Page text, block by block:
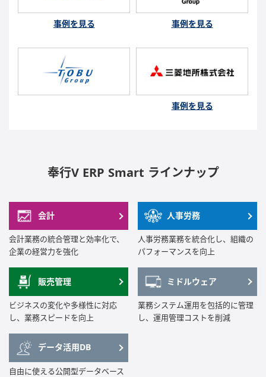
事例を見る 事例を見る
事例を見る
奉行V ERP Smart ラインナップ
会計
会計業務の統合管理と効率化で、
企業の経営力を強化
人事労務
人事労務業務を統合化し、組織の
パフォーマンスを向上
販売管理
ビジネスの変化や多様性に対応
し、業務スピードを向上
ミドルウェア
業務システム運用を包括的に管理
し、運用管理コストを削減
データ活用DB
自由に使える公開型データベース